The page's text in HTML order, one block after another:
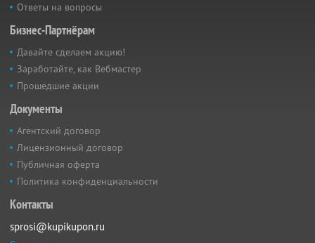
Ответы на вопросы
Бизнес-Партнёрам
Давайте сделаем акцию!
Заработайте, как Вебмастер
Прошедшие акции
Документы
Агентский договор
Лицензионный договор
Публичная оферта
Политика конфиденциальности
Контакты
sprosi@kupikupon.ru